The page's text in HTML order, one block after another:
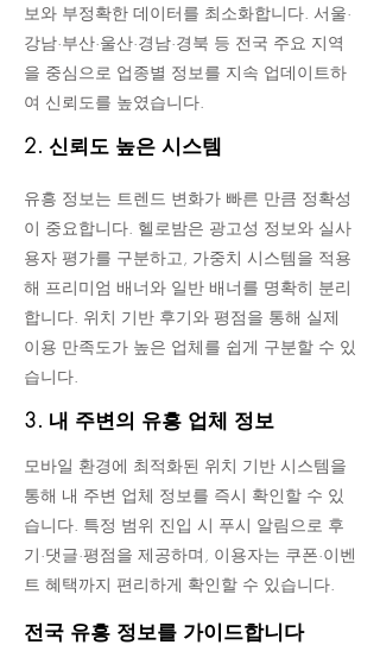
보와 부정확한 데이터를 최소화합니다. 서울·
강남·부산·울산·경남·경북 등 전국 주요 지역
을 중심으로 업종별 정보를 지속 업데이트하
여 신뢰도를 높였습니다.
2. 신뢰도 높은 시스템
유흥 정보는 트렌드 변화가 빠른 만큼 정확성
이 중요합니다. 헬로밤은 광고성 정보와 실사
용자 평가를 구분하고, 가중치 시스템을 적용
해 프리미엄 배너와 일반 배너를 명확히 분리
합니다. 위치 기반 후기와 평점을 통해 실제
이용 만족도가 높은 업체를 쉽게 구분할 수 있
습니다.
3. 내 주변의 유흥 업체 정보
모바일 환경에 최적화된 위치 기반 시스템을
통해 내 주변 업체 정보를 즉시 확인할 수 있
습니다. 특정 범위 진입 시 푸시 알림으로 후
기·댓글·평점을 제공하며, 이용자는 쿠폰·이벤
트 혜택까지 편리하게 확인할 수 있습니다.
전국 유흥 정보를 가이드합니다